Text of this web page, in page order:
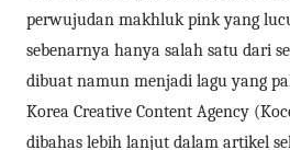
perwujudan makhluk pink yang
sebenarnya hanya salah satu dari
dibuat namun menjadi lagu yang
Korea Creative Content Agency
dibahas lebih lanjut dalam artikel